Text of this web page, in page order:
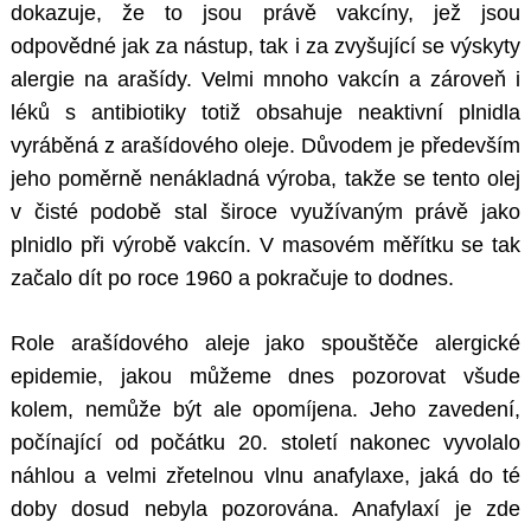
dokazuje, že to jsou právě vakcíny, jež jsou
odpovědné jak za nástup, tak i za zvyšující se výskyty
alergie na arašídy. Velmi mnoho vakcín a zároveň i
léků s antibiotiky totiž obsahuje neaktivní plnidla
vyráběná z arašídového oleje. Důvodem je především
jeho poměrně nenákladná výroba, takže se tento olej
v čisté podobě stal široce využívaným právě jako
plnidlo při výrobě vakcín. V masovém měřítku se tak
začalo dít po roce 1960 a pokračuje to dodnes.
Role arašídového aleje jako spouštěče alergické
epidemie, jakou můžeme dnes pozorovat všude
kolem, nemůže být ale opomíjena. Jeho zavedení,
počínající od počátku 20. století nakonec vyvolalo
náhlou a velmi zřetelnou vlnu anafylaxe, jaká do té
doby dosud nebyla pozorována. Anafylaxí je zde